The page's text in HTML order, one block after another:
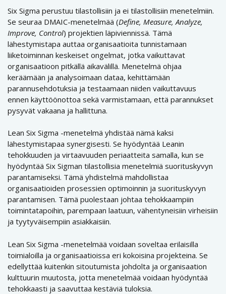
Six Sigma perustuu tilastollisiin ja ei tilastollisiin menetelmiin.
Se seuraa DMAIC-menetelmää (Define, Measure, Analyze,
Improve, Control) projektien läpiviennissä. Tämä
lähestymistapa auttaa organisaatioita tunnistamaan
liiketoiminnan keskeiset ongelmat, jotka vaikuttavat
organisaatioon pitkällä aikavälillä. Menetelmä ohjaa
keräämään ja analysoimaan dataa, kehittämään
parannusehdotuksia ja testaamaan niiden vaikuttavuus
ennen käyttöönottoa sekä varmistamaan, että parannukset
pysyvät vakaana ja hallittuna.
Lean Six Sigma -menetelmä yhdistää nämä kaksi
lähestymistapaa synergisesti. Se hyödyntää Leanin
tehokkuuden ja virtaavuuden periaatteita samalla, kun se
hyödyntää Six Sigman tilastollisia menetelmiä suorituskyvyn
parantamiseksi. Tämä yhdistelmä mahdollistaa
organisaatioiden prosessien optimoinnin ja suorituskyvyn
parantamisen. Tämä puolestaan johtaa tehokkaampiin
toimintatapoihin, parempaan laatuun, vähentyneisiin virheisiin
ja tyytyväisempiin asiakkaisiin.
Lean Six Sigma -menetelmää voidaan soveltaa erilaisilla
toimialoilla ja organisaatioissa eri kokoisina projekteina. Se
edellyttää kuitenkin sitoutumista johdolta ja organisaation
kulttuurin muutosta, jotta menetelmää voidaan hyödyntää
tehokkaasti ja saavuttaa kestäviä tuloksia.